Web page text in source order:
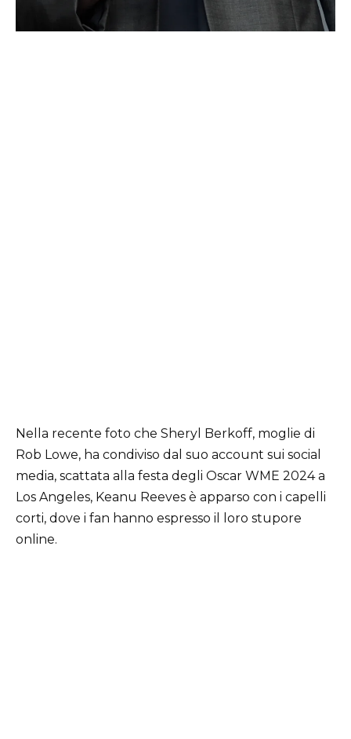
Nella recente foto che Sheryl Berkoff, moglie di
Rob Lowe, ha condiviso dal suo account sui social
media, scattata alla festa degli Oscar WME 2024 a
Los Angeles, Keanu Reeves è apparso con i capelli
corti, dove i fan hanno espresso il loro stupore
online.